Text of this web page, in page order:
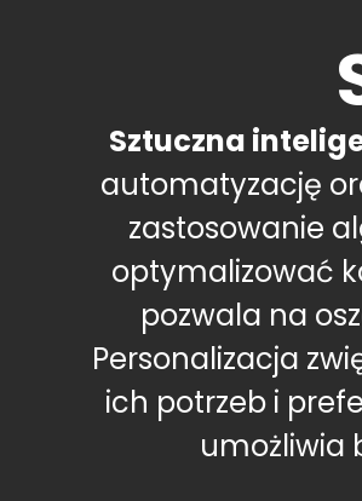
Sztuczna
automatyzację
zastosowanie
optymalizować
pozwala na
Personalizacja
ich potrzeb i
umożliwia